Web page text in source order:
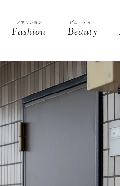
ファッション
Fashion
ビューティー
Beauty